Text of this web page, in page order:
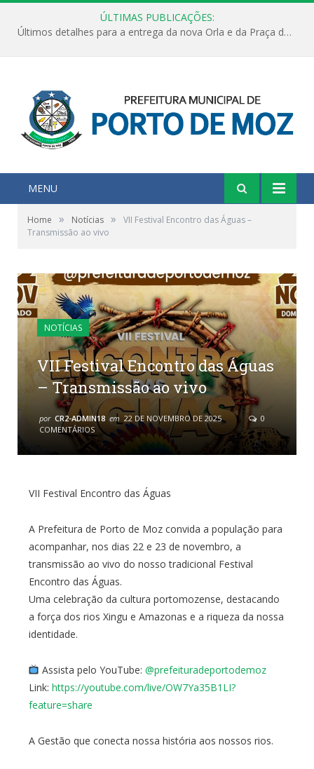
ÚLTIMAS PUBLICAÇÕES:
Últimos detalhes para a entrega da nova Orla e da Praça do Praião
MENU
Home » Notícias »
VII Festival Encontro das Águas –
Transmissão ao vivo
NOTÍCIAS
VII Festival Encontro das Águas
– Transmissão ao vivo
por CR2-ADMIN18 em 22 DE NOVEMBRO DE 2025
0
COMENTÁRIOS
VII Festival Encontro das Águas
A Prefeitura de Porto de Moz convida a população para
acompanhar, nos dias 22 e 23 de novembro, a
transmissão ao vivo do nosso tradicional Festival
Encontro das Águas.
Uma celebração da cultura portomozense, destacando
a força dos rios Xingu e Amazonas e a riqueza da nossa
identidade.
Assista pelo YouTube:@prefeituradeportodemoz
Link: https://youtube.com/live/OW7Ya35B1LI?
feature=share
A Gestão que conecta nossa história aos nossos rios.